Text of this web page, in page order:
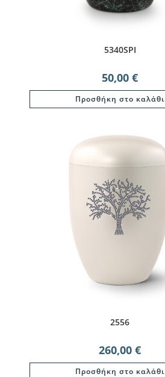
5340SPI
50,00 €
Προσθήκη στο καλάθι
2556
260,00 €
Προσθήκη στο καλάθι